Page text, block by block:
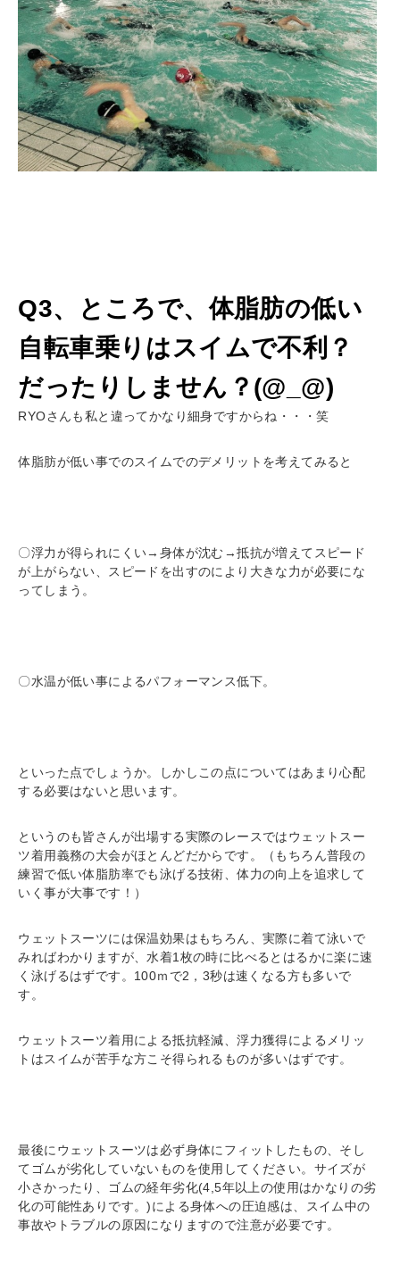
Q3、ところで、体脂肪の低い
自転車乗りはスイムで不利？
だったりしません？(@_@)
RYOさんも私と違ってかなり細身ですからね・・・笑
体脂肪が低い事でのスイムでのデメリットを考えてみると
〇浮力が得られにくい→身体が沈む→抵抗が増えてスピード
が上がらない、スピードを出すのにより大きな力が必要にな
ってしまう。
〇水温が低い事によるパフォーマンス低下。
といった点でしょうか。しかしこの点についてはあまり心配
する必要はないと思います。
というのも皆さんが出場する実際のレースではウェットスー
ツ着用義務の大会がほとんどだからです。（もちろん普段の
練習で低い体脂肪率でも泳げる技術、体力の向上を追求して
いく事が大事です！）
ウェットスーツには保温効果はもちろん、実際に着て泳いで
みればわかりますが、水着1枚の時に比べるとはるかに楽に速
く泳げるはずです。100ｍで2，3秒は速くなる方も多いで
す。
ウェットスーツ着用による抵抗軽減、浮力獲得によるメリッ
トはスイムが苦手な方こそ得られるものが多いはずです。
最後にウェットスーツは必ず身体にフィットしたもの、そし
てゴムが劣化していないものを使用してください。サイズが
小さかったり、ゴムの経年劣化(4,5年以上の使用はかなりの劣
化の可能性ありです。)による身体への圧迫感は、スイム中の
事故やトラブルの原因になりますので注意が必要です。